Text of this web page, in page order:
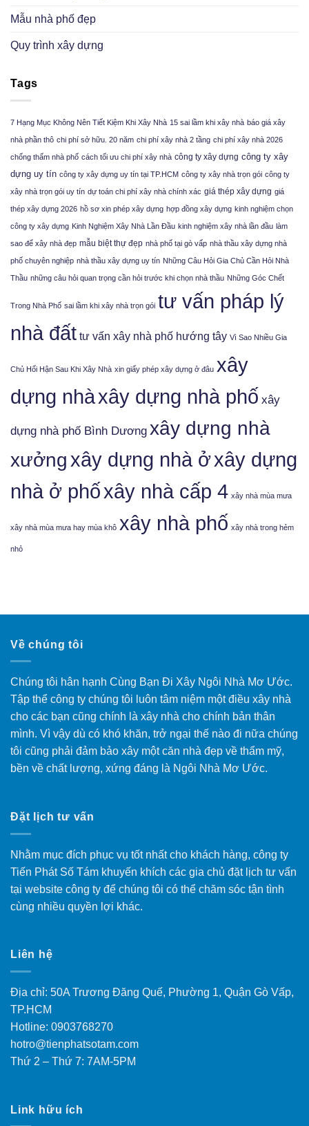
Mẫu nhà phố đẹp
Quy trình xây dựng
Tags
7 Hạng Mục Không Nên Tiết Kiệm Khi Xây Nhà 15 sai lầm khi xây nhà báo giá xây
nhà phần thô chi phí sở hữu. 20 năm chi phí xây nhà 2 tầng chi phí xây nhà 2026
chống thấm nhà phố cách tối ưu chi phí xây nhà công ty xây dựng công ty xây
dựng uy tín công ty xây dựng uy tín tại TP.HCM công ty xây nhà trọn gói công ty
xây nhà trọn gói uy tín dự toán chi phí xây nhà chính xác giá thép xây dựng giá
thép xây dựng 2026 hồ sơ xin phép xây dựng hợp đồng xây dựng kinh nghiệm chọn
công ty xây dựng Kinh Nghiệm Xây Nhà Lần Đầu kinh nghiệm xây nhà lần đầu làm
sao để xây nhà đẹp mẫu biệt thự đẹp nhà phố tại gò vấp nhà thầu xây dựng nhà
phố chuyên nghiệp nhà thầu xây dựng uy tín Những Câu Hỏi Gia Chủ Cần Hỏi Nhà
Thầu những câu hỏi quan trọng cần hỏi trước khi chọn nhà thầu Những Góc Chết
Trong Nhà Phố sai lầm khi xây nhà trọn gói tư vấn pháp lý
nhà đất tư vấn xây nhà phố hướng tây Vì Sao Nhiều Gia
Chủ Hối Hận Sau Khi Xây Nhà xin giấy phép xây dựng ở đâu xây
dựng nhàxây dựng nhà phố xây
dựng nhà phố Bình Dương xây dựng nhà
xưởngxây dựng nhà ởxây dựng
nhà ở phốxây nhà cấp 4 xây nhà mùa mưa
xây nhà mùa mưa hay mùa khô xây nhà phố xây nhà trong hẻm
nhỏ
Về chúng tôi
Chúng tôi hân hạnh Cùng Bạn Đi Xây Ngôi Nhà Mơ Ước.
Tập thể công ty chúng tôi luôn tâm niệm một điều xây nhà
cho các bạn cũng chính là xây nhà cho chính bản thân
mình. Vì vậy dù có khó khăn, trở ngại thế nào đi nữa chúng
tôi cũng phải đảm bảo xây một căn nhà đẹp về thẩm mỹ,
bền về chất lượng, xứng đáng là Ngôi Nhà Mơ Ước.
Đặt lịch tư vấn
Nhằm mục đích phục vụ tốt nhất cho khách hàng, công ty
Tiến Phát Số Tám khuyến khích các gia chủ đặt lịch tư vấn
tại website công ty để chúng tôi có thể chăm sóc tận tình
cùng nhiều quyền lợi khác.
Liên hệ
Địa chỉ: 50A Trương Đăng Quế, Phường 1, Quận Gò Vấp,
TP.HCM
Hotline: 0903768270
hotro@tienphatsotam.com
Thứ 2 – Thứ 7: 7AM-5PM
Link hữu ích